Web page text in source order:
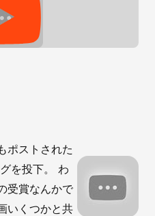
ポストされた
を投下。 わ
受賞なんかで
いくつかと共